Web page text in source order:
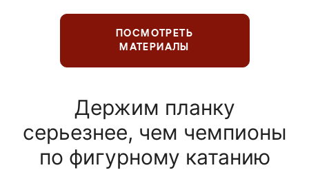
ПОСМОТРЕТЬ
МАТЕРИАЛЫ
Держим планку
серьезнее, чем чемпионы
по фигурному катанию